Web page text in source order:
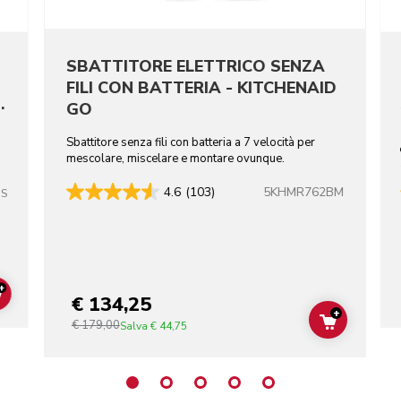
ADD TO CART
SBATTITORE ELETTRICO SENZA
FILI CON BATTERIA - KITCHENAID
GO
Sbattitore senza fili con batteria a 7 velocità per
mescolare, miscelare e montare ovunque.
4.6 (103) 5KHMR762BM
€ 134,25
€ 179,00Salva € 44,75 ADD TO
+